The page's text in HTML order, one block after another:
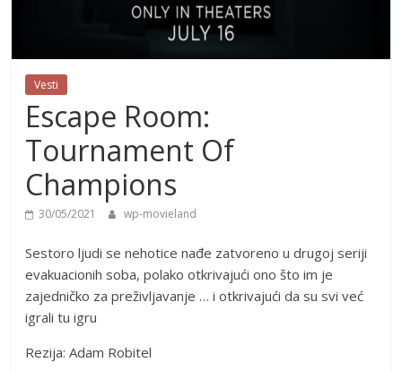
Vesti
Escape Room:
Tournament Of
Champions
30/05/2021 wp-movieland
Sestoro ljudi se nehotice nađe zatvoreno u drugoj seriji
evakuacionih soba, polako otkrivajući ono što im je
zajedničko za preživljavanje … i otkrivajući da su svi već
igrali tu igru
Rezija: Adam Robitel